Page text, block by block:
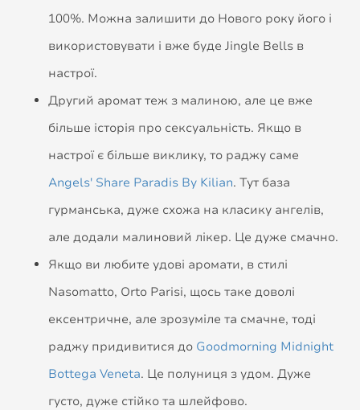
100%. Можна залишити до Нового року його і
використовувати і вже буде Jingle Bells в
настрої.
Другий аромат теж з малиною, але це вже
більше історія про сексуальність. Якщо в
настрої є більше виклику, то раджу саме
Angels' Share Paradis By Kilian. Тут база
гурманська, дуже схожа на класику ангелів,
але додали малиновий лікер. Це дуже смачно.
Якщо ви любите удові аромати, в стилі
Nasomatto, Orto Parisi, щось таке доволі
ексентричне, але зрозуміле та смачне, тоді
раджу придивитися до Goodmorning Midnight
Bottega Veneta. Це полуниця з удом. Дуже
густо, дуже стійко та шлейфово.